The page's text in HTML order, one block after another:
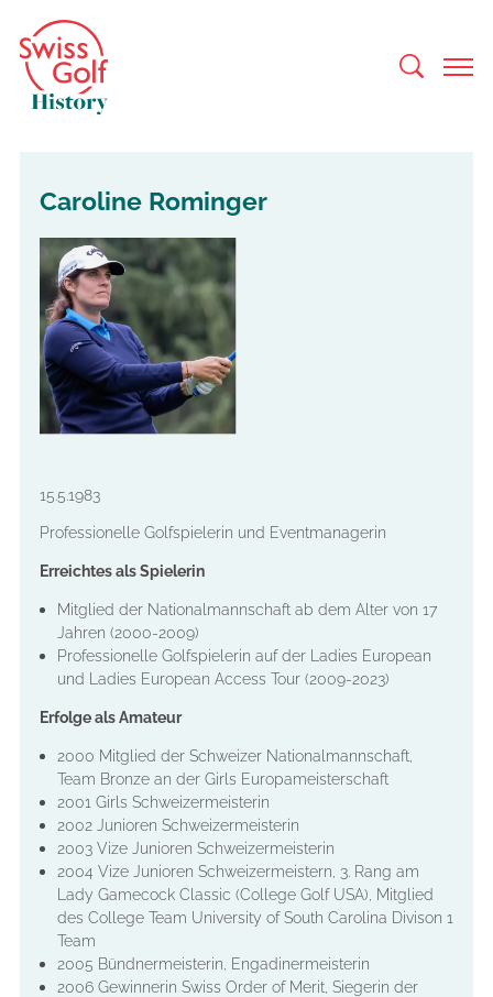
Caroline Rominger
15.5.1983
Professionelle Golfspielerin und Eventmanagerin
Erreichtes als Spielerin
Mitglied der Nationalmannschaft ab dem Alter von 17
Jahren (2000-2009)
Professionelle Golfspielerin auf der Ladies European
und Ladies European Access Tour (2009-2023)
Erfolge als Amateur
2000 Mitglied der Schweizer Nationalmannschaft,
Team Bronze an der Girls Europameisterschaft
2001 Girls Schweizermeisterin
2002 Junioren Schweizermeisterin
2003 Vize Junioren Schweizermeisterin
2004 Vize Junioren Schweizermeistern, 3. Rang am
Lady Gamecock Classic (College Golf USA), Mitglied
des College Team University of South Carolina Divison 1
Team
2005 Bündnermeisterin, Engadinermeisterin
2006 Gewinnerin Swiss Order of Merit, Siegerin der